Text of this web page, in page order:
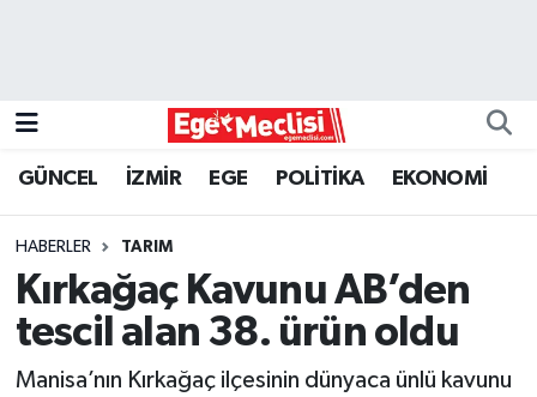
GÜNCEL İZMİR EGE POLİTİKA EKONOMİ
HABERLER TARIM
Kırkağaç Kavunu AB’den
tescil alan 38. ürün oldu
Manisa’nın Kırkağaç ilçesinin dünyaca ünlü kavunu
GÜNCEL
İZMİR
ÖZEL HABER